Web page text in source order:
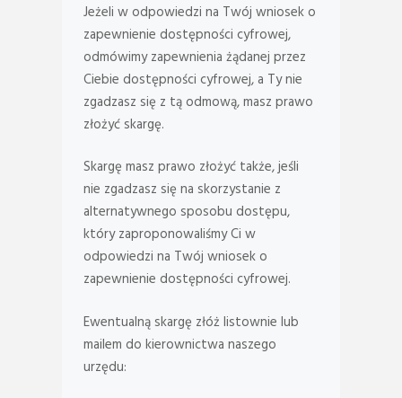
Jeżeli w odpowiedzi na Twój wniosek o
zapewnienie dostępności cyfrowej,
odmówimy zapewnienia żądanej przez
Ciebie dostępności cyfrowej, a Ty nie
zgadzasz się z tą odmową, masz prawo
złożyć skargę.
Skargę masz prawo złożyć także, jeśli
nie zgadzasz się na skorzystanie z
alternatywnego sposobu dostępu,
który zaproponowaliśmy Ci w
odpowiedzi na Twój wniosek o
zapewnienie dostępności cyfrowej.
Ewentualną skargę złóż listownie lub
mailem do kierownictwa naszego
urzędu: